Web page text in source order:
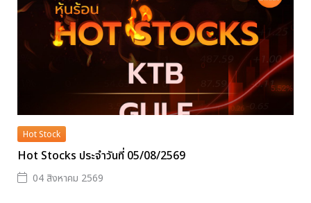
Hot Stock
Hot Stocks ประจำวันที่ 05/08/2569
04 สิงหาคม 2569